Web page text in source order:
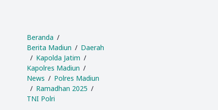
Beranda
Berita Madiun
Daerah
Kapolda Jatim
Kapolres Madiun
News
Polres Madiun
Ramadhan 2025
TNI Polri